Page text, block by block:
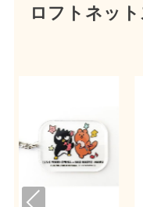
ロフトネッ
Pre